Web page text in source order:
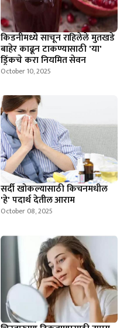
किडनीमध्ये साचून राहिलेले मुतखडे
बाहेर काढून टाकण्यासाठी 'या'
ड्रिंकचे करा नियमित सेवन
October 10, 2025
सर्दी खोकल्यासाठी किचनमधील
'हे' पदार्थ देतील आराम
October 08, 2025